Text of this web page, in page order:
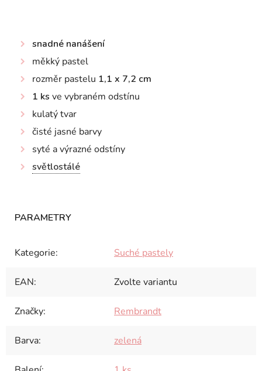
snadné nanášení
měkký pastel
rozměr pastelu 1,1 x 7,2 cm
1 ks ve vybraném odstínu
kulatý tvar
čisté jasné barvy
syté a výrazné odstíny
světlostálé
Kategorie: Suché pastely
EAN: Zvolte variantu
Značky: Rembrandt
Barva: zelená